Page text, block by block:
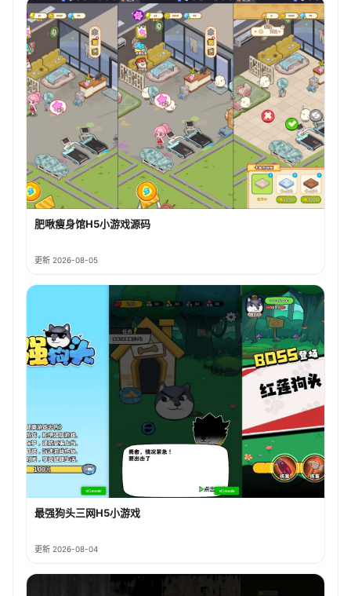
肥啾瘦身馆H5小游戏源码
更新 2026-08-05
最强狗头三网H5小游戏
更新 2026-08-04